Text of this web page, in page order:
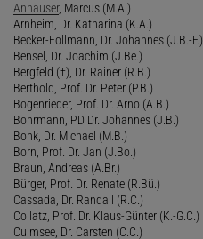
Anhäuser, Marcus (M.A.)
Arnheim, Dr. Katharina (K.A.)
Becker-Follmann, Dr. Johannes (J.B.-F.)
Bensel, Dr. Joachim (J.Be.)
Bergfeld (†), Dr. Rainer (R.B.)
Berthold, Prof. Dr. Peter (P.B.)
Bogenrieder, Prof. Dr. Arno (A.B.)
Bohrmann, PD Dr. Johannes (J.B.)
Bonk, Dr. Michael (M.B.)
Born, Prof. Dr. Jan (J.Bo.)
Braun, Andreas (A.Br.)
Bürger, Prof. Dr. Renate (R.Bü.)
Cassada, Dr. Randall (R.C.)
Collatz, Prof. Dr. Klaus-Günter (K.-G.C.)
Culmsee, Dr. Carsten (C.C.)